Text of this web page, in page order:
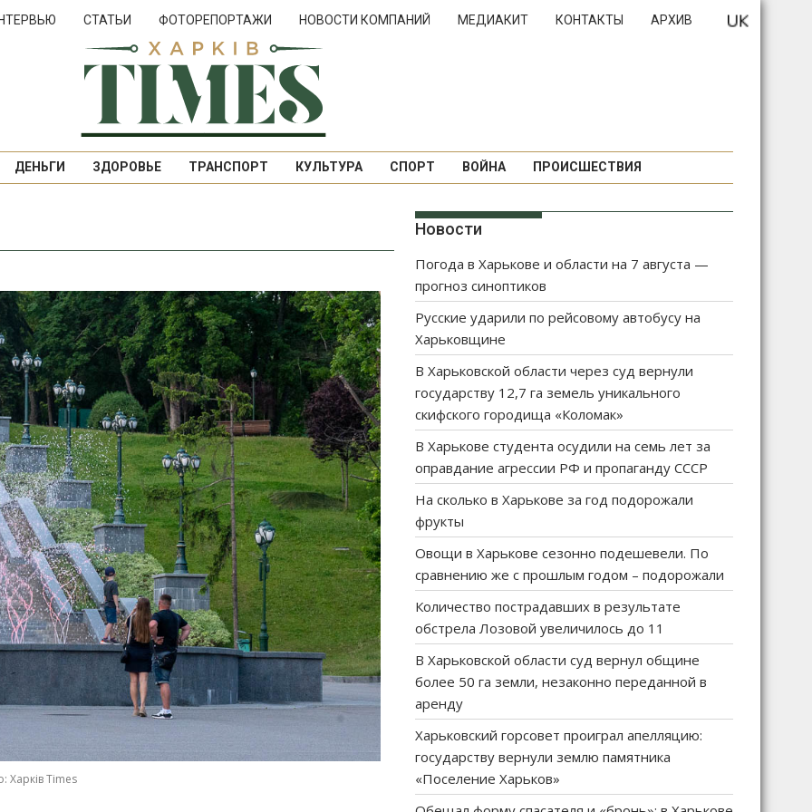
СТАТЬИ ФОТОРЕПОРТАЖИ НОВОСТИ КОМПАНИЙ МЕДИАКИТ КОНТАКТЫ АРХИВ
ДЕНЬГИ ЗДОРОВЬЕ ТРАНСПОРТ КУЛЬТУРА СПОРТ ВОЙНА ПРОИСШЕСТВИЯ
Харків Times
Новости
Погода в Харькове и области на 7 августа —
прогноз синоптиков
Русские ударили по рейсовому автобусу на
Харьковщине
В Харьковской области через суд вернули
государству 12,7 га земель уникального
скифского городища «Коломак»
В Харькове студента осудили на семь лет за
оправдание агрессии РФ и пропаганду СССР
На сколько в Харькове за год подорожали
фрукты
Овощи в Харькове сезонно подешевели. По
сравнению же с прошлым годом – подорожали
Количество пострадавших в результате
обстрела Лозовой увеличилось до 11
В Харьковской области суд вернул общине
более 50 га земли, незаконно переданной в
аренду
Харьковский горсовет проиграл апелляцию:
государству вернули землю памятника
«Поселение Харьков»